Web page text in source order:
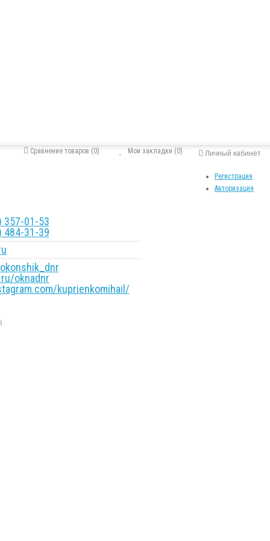
Личный кабинет
Регистрация
Авторизация
Мои закладки (0)
Сравнение товаров (0)
357-01-53
484-31-39
oknadnr
kuprienkomihail/